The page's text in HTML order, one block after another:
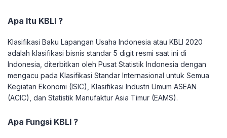
Apa Itu KBLI ?
Klasifikasi Baku Lapangan Usaha Indonesia atau KBLI 2020
adalah klasifikasi bisnis standar 5 digit resmi saat ini di
Indonesia, diterbitkan oleh Pusat Statistik Indonesia dengan
mengacu pada Klasifikasi Standar Internasional untuk Semua
Kegiatan Ekonomi (ISIC), Klasifikasi Industri Umum ASEAN
(ACIC), dan Statistik Manufaktur Asia Timur (EAMS).
Apa Fungsi KBLI ?